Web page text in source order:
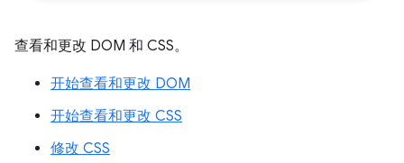
查看和更改 DOM 和 CSS。
开始查看和更改 DOM
开始查看和更改 CSS
修改 CSS